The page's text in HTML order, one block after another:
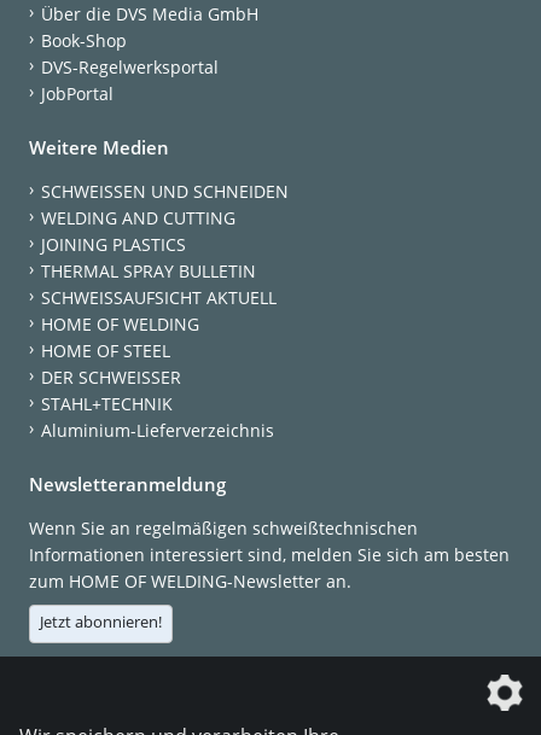
Über die DVS Media GmbH
Book-Shop
DVS-Regelwerksportal
JobPortal
Weitere Medien
SCHWEISSEN UND SCHNEIDEN
WELDING AND CUTTING
JOINING PLASTICS
THERMAL SPRAY BULLETIN
SCHWEISSAUFSICHT AKTUELL
HOME OF WELDING
HOME OF STEEL
DER SCHWEISSER
STAHL+TECHNIK
Aluminium-Lieferverzeichnis
Newsletteranmeldung
Wenn Sie an regelmäßigen schweißtechnischen
Informationen interessiert sind, melden Sie sich am besten
zum HOME OF WELDING-Newsletter an.
Jetzt abonnieren!
Die DVS Media GmbH ist ein Unternehmen der